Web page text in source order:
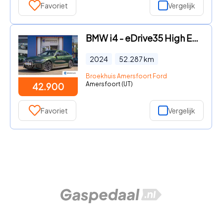
Favoriet Vergelijk
42.900
BMW i4 - eDrive35 High Executive 70 kWh | M-sport | Cruise adaptief |
2024 52.287km
Broekhuis Amersfoort Ford
Amersfoort (UT)
Favoriet Vergelijk